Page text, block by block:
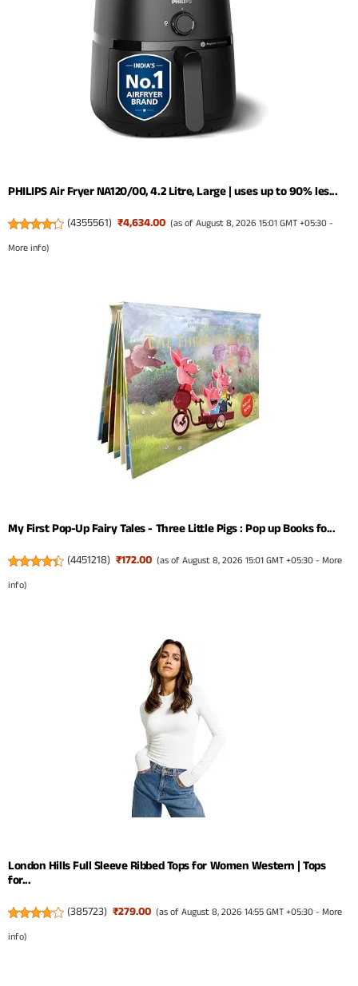
PHILIPS Air Fryer NA120/00, 4.2 Litre, Large | uses up to 90% les...
(4355561) ₹4,634.00 (as of August 8, 2026 15:01 GMT +05:30 -
More info)
My First Pop-Up Fairy Tales - Three Little Pigs : Pop up Books fo...
(4451218) ₹172.00 (as of August 8, 2026 15:01 GMT +05:30 -More
info)
London Hills Full Sleeve Ribbed Tops for Women Western | Tops
for...
(385723) ₹279.00 (as of August 8, 2026 14:55 GMT +05:30 -More
info)